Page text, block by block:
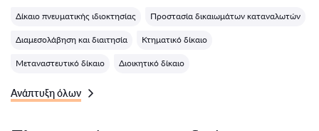
Δίκαιο πνευματικής ιδιοκτησίας Προστασία δικαιωμάτων καταναλωτών
Διαμεσολάβηση και διαιτησία Κτηματικό δίκαιο
Μεταναστευτικό δίκαιο Διοικητικό δίκαιο
Ανάπτυξη όλων